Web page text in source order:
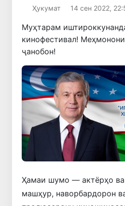
Ҳукумат 14 сен 2022,
Муҳтарам
кинофестивал!
ҷанобон!
Ҳамаи шумо — актёрҳо
машҳур, наворбардорон